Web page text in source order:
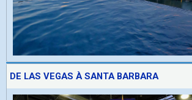
DE LAS VEGAS À SANTA BARBARA